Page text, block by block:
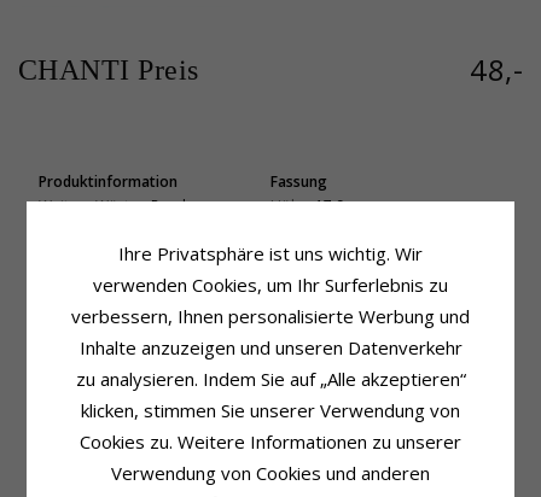
CHANTI Preis 48,-
Produktinformation
Weitere Wörter:Runder
Armband Mit Anhängern
Armband
Länge:
17 cm plus 3 cm verlängerung
Anhänger:Anhänger
Oberfläche: Polierter
Fassung
Höhe:17,9 mm
Tiefe:0,4 mm
KUNDEN KAUFTEN AUCH
Ihre Privatsphäre ist uns wichtig. Wir
verwenden Cookies, um Ihr Surferlebnis zu
verbessern, Ihnen personalisierte Werbung und
Inhalte anzuzeigen und unseren Datenverkehr
zu analysieren. Indem Sie auf „Alle akzeptieren“
klicken, stimmen Sie unserer Verwendung von
Cookies zu. Weitere Informationen zu unserer
Verwendung von Cookies und anderen